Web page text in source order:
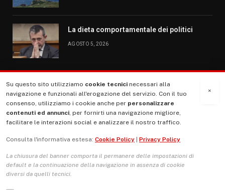
La dieta comportamentale dei politici
AGOSTO 5, 2026
MENU
La Nostra Storia
Le Copertine
L’Associazione
×
Su questo sito utilizziamo cookie tecnici necessari alla
navigazione e funzionali all'erogazione del servizio. Con il tuo
consenso, utilizziamo i cookie anche per personalizzare
contenuti ed annunci, per fornirti una navigazione migliore,
facilitare le interazioni social e analizzare il nostro traffico.
Consulta l'informativa estesa: Cookie Policy Privacy Policy
La chiusura del banner comporta il permanere delle impostazioni di
default e la continuazione della navigazione in assenza di cookie
diversi da quelli tecnici.